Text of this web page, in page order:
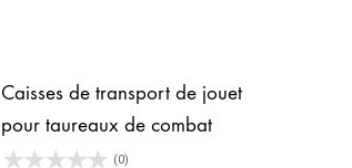
Caisses de transport de jouet
pour taureaux de combat
(0)